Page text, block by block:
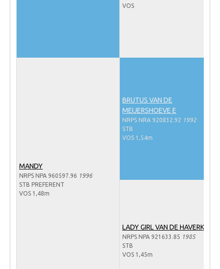
Fokprogramma's en registratie
Informatie veulen registratie
Predicaten
VOS
MANDY
NRPS NPA 960597.96 1996
STB PREFERENT
VOS 1,48m
BRUTUS VAN DE
MEIJERSHOEVE E
NRPS NRA 920832.92 1992
STB
VOS 1,54m
LADY GIRL VAN DE HAVERKAMP
NRPS NPA 921633.85 1985
STB
VOS 1,45m